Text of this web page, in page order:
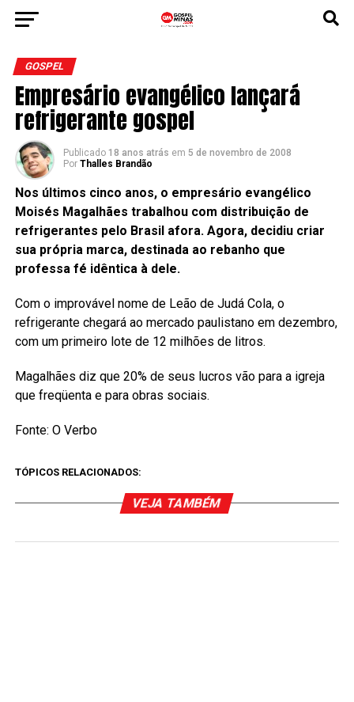
GOSPEL
Empresário evangélico lançará
refrigerante gospel
Publicado 18 anos atrás em 5 de novembro de 2008
Por Thalles Brandão
Nos últimos cinco anos, o empresário evangélico
Moisés Magalhães trabalhou com distribuição de
refrigerantes pelo Brasil afora. Agora, decidiu criar
sua própria marca, destinada ao rebanho que
professa fé idêntica à dele.
Com o improvável nome de Leão de Judá Cola, o
refrigerante chegará ao mercado paulistano em dezembro,
com um primeiro lote de 12 milhões de litros.
Magalhães diz que 20% de seus lucros vão para a igreja
que freqüenta e para obras sociais.
Fonte: O Verbo
TÓPICOS RELACIONADOS:
VEJA TAMBÉM